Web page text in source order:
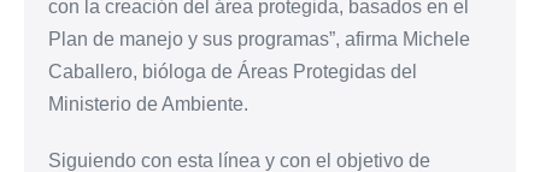
con la creación del área protegida, basados en el
Plan de manejo y sus programas”, afirma Michele
Caballero, bióloga de Áreas Protegidas del
Ministerio de Ambiente.
Siguiendo con esta línea y con el objetivo de